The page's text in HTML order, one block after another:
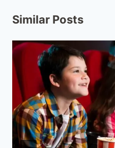
Similar Posts